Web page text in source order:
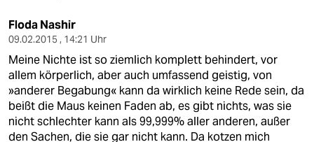
Floda Nashir
09.02.2015 , 14:21 Uhr
Meine Nichte ist so ziemlich komplett behindert, vor
allem körperlich, aber auch umfassend geistig, von
»anderer Begabung« kann da wirklich keine Rede sein, da
beißt die Maus keinen Faden ab, es gibt nichts, was sie
nicht schlechter kann als 99,999% aller anderen, außer
den Sachen, die sie gar nicht kann. Da kotzen mich